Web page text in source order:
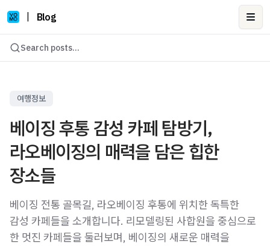
Blog
Search posts...
여행정보
베이징 후통 감성 카페 탐방기,
라오베이징의 매력을 담은 힙한
장소들
베이징 전통 골목길, 라오베이징 후통에 위치한 독특한
감성 카페들을 소개합니다. 리모델링된 사합원을 중심으로
한 멋진 카페들을 둘러보며, 베이징의 새로운 매력을